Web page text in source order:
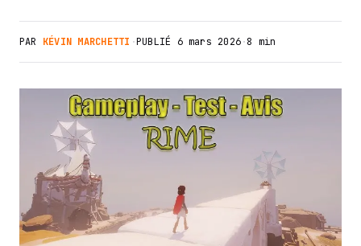
PAR KÉVIN MARCHETTI ·PUBLIÉ 6 mars 2026·8 min